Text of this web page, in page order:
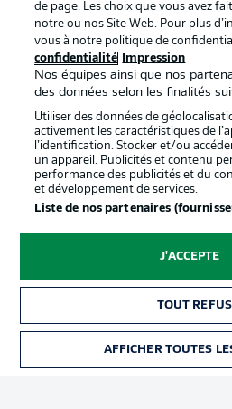
Proposé par
Mentions Légales
Travaux
de page. Les choix que vous avez
notre ou nos Site Web. Pour plus
vous à notre politique de
confidentialité
Impression
Nos équipes ainsi que nos
des données selon les finalités
Utiliser des données de
activement les caractéristiques de
l’identification. Stocker et/ou
un appareil. Publicités et contenu
performance des publicités et du
et développement de services.
Liste de nos partenaires
J'ACCEPTE
TOUT
AFFICHER TOUTES